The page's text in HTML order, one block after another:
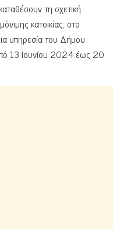
τη σχετική
κατοικίας, στο
υπηρεσία του Δήμου
13 Ιουνίου 2024 έως 20